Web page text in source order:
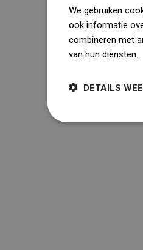
We gebruiken
ook informatie
combineren met
van hun diensten.
DETAILS